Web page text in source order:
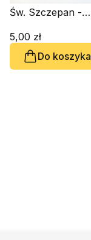
Św. Szczepan -
5,00 zł
Do koszyka